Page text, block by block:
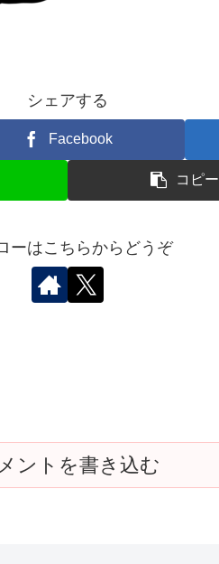
シェアする
Facebook
コピー
ーはこちらからどうぞ
ントを書き込む